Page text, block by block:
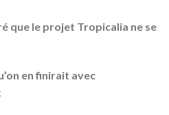
que le projet Tropicalia ne se
en finirait avec